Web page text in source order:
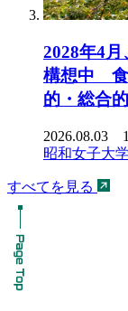
2028年4
構想中 食
的・総合
2026.08.03
昭和女子大学
すべてを見る